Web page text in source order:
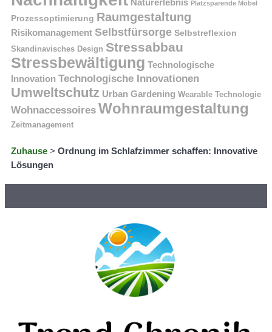
Naturerlebnis Platzsparende Möbel
Prozessoptimierung Raumgestaltung
Risikomanagement Selbstfürsorge Selbstreflexion
Skandinavisches Design Stressabbau
Stressbewältigung Technologische
Innovation Technologische Innovationen
Umweltschutz Urban Gardening Wearable Technologie
Wohnaccessoires Wohnraumgestaltung
Zeitmanagement
Zuhause > Ordnung im Schlafzimmer schaffen: Innovative
Lösungen